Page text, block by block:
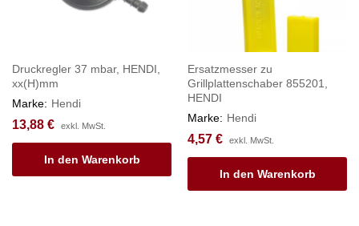
Druckregler 37 mbar, HENDI,
xx(H)mm
Marke: Hendi
13,88 € exkl. MwSt.
In den Warenkorb
Ersatzmesser zu
Grillplattenschaber 855201,
HENDI
Marke: Hendi
4,57 € exkl. MwSt.
In den Warenkorb